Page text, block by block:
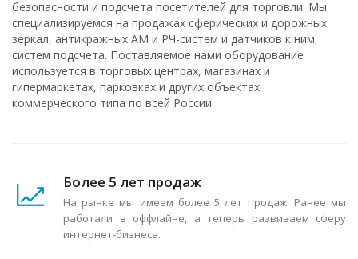
безопасности и подсчета посетителей для торговли. Мы
специализируемся на продажах сферических и дорожных
зеркал, антикражных АМ и РЧ-систем и датчиков к ним,
систем подсчета. Поставляемое нами оборудование
используется в торговых центрах, магазинах и
гипермаркетах, парковках и других объектах
коммерческого типа по всей России.
Более 5 лет продаж
На рынке мы имеем более 5 лет продаж. Ранее мы
работали в оффлайне, а теперь развиваем сферу
интернет-бизнеса.